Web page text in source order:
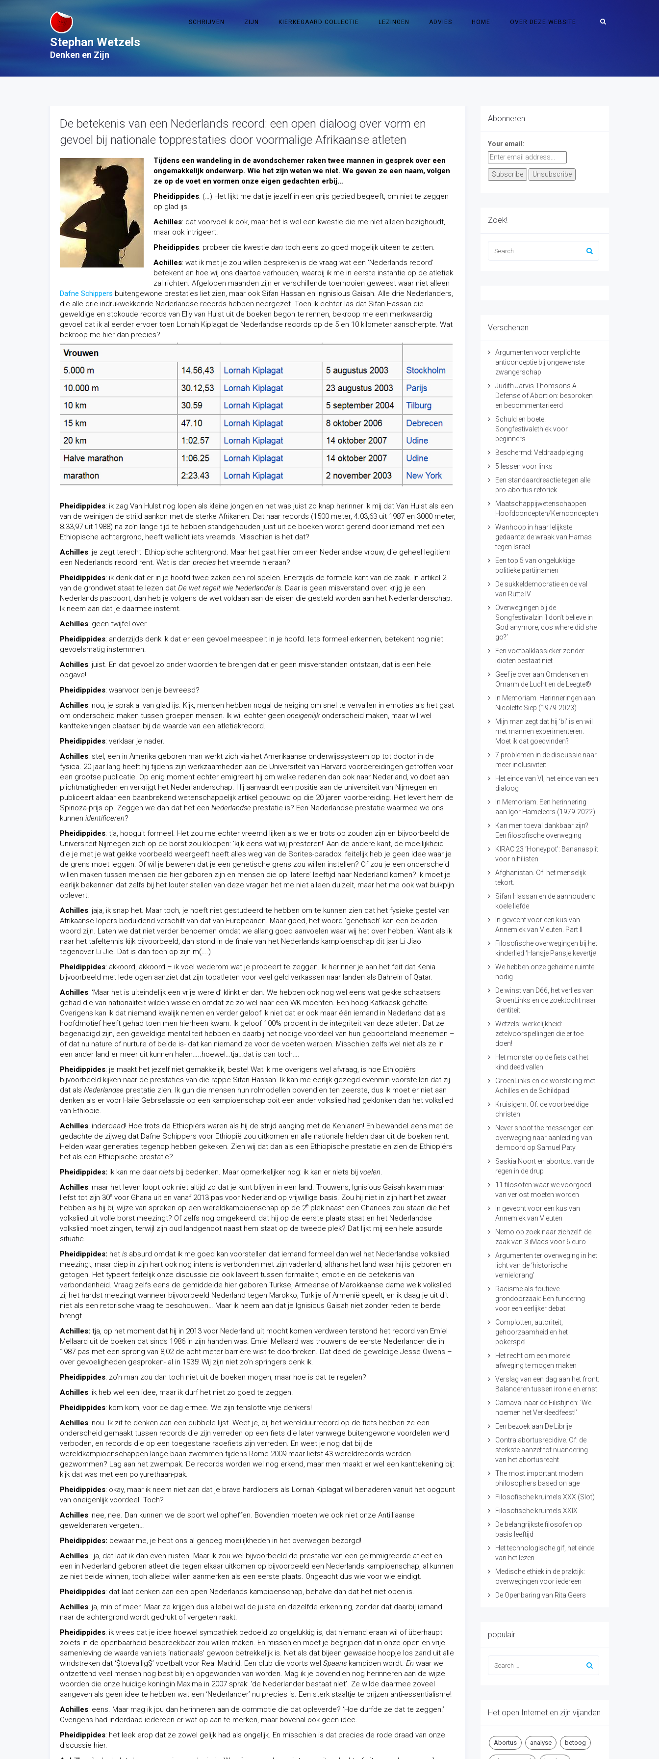
SCHRIJVEN ZIJN KIERKEGAARD COLLECTIE LEZINGEN ADVIES HOME OVER DEZE WEBSITE
Stephan Wetzels
Denken en Zijn
De betekenis van een Nederlands record: een open dialoog over vorm en
gevoel bij nationale topprestaties door voormalige Afrikaanse atleten
Tijdens een wandeling in de avondschemer raken twee mannen in gesprek over een
ongemakkelijk onderwerp. Wie het zijn weten we niet. We geven ze een naam, volgen
ze op de voet en vormen onze eigen gedachten erbij…
Pheidippides: (…) Het lijkt me dat je jezelf in een grijs gebied begeeft, om niet te zeggen
op glad ijs.
Achilles: dat voorvoel ik ook, maar het is wel een kwestie die me niet alleen bezighoudt,
maar ook intrigeert.
Pheidippides: probeer die kwestie dan toch eens zo goed mogelijk uiteen te zetten.
Achilles: wat ik met je zou willen bespreken is de vraag wat een ‘Nederlands record’
betekent en hoe wij ons daartoe verhouden, waarbij ik me in eerste instantie op de atletiek
zal richten. Afgelopen maanden zijn er verschillende toernooien geweest waar niet alleen
Dafne Schippers buitengewone prestaties liet zien, maar ook Sifan Hassan en Ingnisious Gaisah. Alle drie Nederlanders,
die alle drie indrukwekkende Nederlandse records hebben neergezet. Toen ik echter las dat Sifan Hassan die
geweldige en stokoude records van Elly van Hulst uit de boeken begon te rennen, bekroop me een merkwaardig
gevoel dat ik al eerder ervoer toen Lornah Kiplagat de Nederlandse records op de 5 en 10 kilometer aanscherpte. Wat
bekroop me hier dan precies?
Pheidippides: ik zag Van Hulst nog lopen als kleine jongen en het was juist zo knap herinner ik mij dat Van Hulst als een
van de weinigen de strijd aankon met de sterke Afrikanen. Dat haar records (1500 meter, 4.03,63 uit 1987 en 3000 meter,
8.33,97 uit 1988) na zo’n lange tijd te hebben standgehouden juist uit de boeken wordt gerend door iemand met een
Ethiopische achtergrond, heeft wellicht iets vreemds. Misschien is het dat?
Achilles: je zegt terecht: Ethiopische achtergrond. Maar het gaat hier om een Nederlandse vrouw, die geheel legitiem
een Nederlands record rent. Wat is dan precies het vreemde hieraan?
Pheidippides: ik denk dat er in je hoofd twee zaken een rol spelen. Enerzijds de formele kant van de zaak. In artikel 2
van de grondwet staat te lezen dat De wet regelt wie Nederlander is. Daar is geen misverstand over: krijg je een
Nederlands paspoort, dan heb je volgens de wet voldaan aan de eisen die gesteld worden aan het Nederlanderschap.
Ik neem aan dat je daarmee instemt.
Achilles: geen twijfel over.
Pheidippides: anderzijds denk ik dat er een gevoel meespeelt in je hoofd. Iets formeel erkennen, betekent nog niet
gevoelsmatig instemmen.
Achilles: juist. En dat gevoel zo onder woorden te brengen dat er geen misverstanden ontstaan, dat is een hele
opgave!
Pheidippides: waarvoor ben je bevreesd?
Achilles: nou, je sprak al van glad ijs. Kijk, mensen hebben nogal de neiging om snel te vervallen in emoties als het gaat
om onderscheid maken tussen groepen mensen. Ik wil echter geen oneigenlijk onderscheid maken, maar wil wel
kanttekeningen plaatsen bij de waarde van een atletiekrecord.
Pheidippides: verklaar je nader.
Achilles: stel, een in Amerika geboren man werkt zich via het Amerikaanse onderwijssysteem op tot doctor in de
fysica. 20 jaar lang heeft hij tijdens zijn werkzaamheden aan de Universiteit van Harvard voorbereidingen getroffen voor
een grootse publicatie. Op enig moment echter emigreert hij om welke redenen dan ook naar Nederland, voldoet aan
plichtmatigheden en verkrijgt het Nederlanderschap. Hij aanvaardt een positie aan de universiteit van Nijmegen en
publiceert aldaar een baanbrekend wetenschappelijk artikel gebouwd op die 20 jaren voorbereiding. Het levert hem de
Spinoza-prijs op. Zeggen we dan dat het een Nederlandse prestatie is? Een Nederlandse prestatie waarmee we ons
kunnen identificeren?
Pheidippides: tja, hooguit formeel. Het zou me echter vreemd lijken als we er trots op zouden zijn en bijvoorbeeld de
Universiteit Nijmegen zich op de borst zou kloppen: ‘kijk eens wat wij presteren!’ Aan de andere kant, de moeilijkheid
die je met je wat gekke voorbeeld weergeeft heeft alles weg van de Sorites-paradox: feitelijk heb je geen idee waar je
de grens moet leggen. Of wil je beweren dat je een genetische grens zou willen instellen? Of zou je een onderscheid
willen maken tussen mensen die hier geboren zijn en mensen die op ‘latere’ leeftijd naar Nederland komen? Ik moet je
eerlijk bekennen dat zelfs bij het louter stellen van deze vragen het me niet alleen duizelt, maar het me ook wat buikpijn
oplevert!
Achilles: jaja, ik snap het. Maar toch, je hoeft niet gestudeerd te hebben om te kunnen zien dat het fysieke gestel van
Afrikaanse lopers beduidend verschilt van dat van Europeanen. Maar goed, het woord ‘genetisch’ kan een beladen
woord zijn. Laten we dat niet verder benoemen omdat we allang goed aanvoelen waar wij het over hebben. Want als ik
naar het tafeltennis kijk bijvoorbeeld, dan stond in de finale van het Nederlands kampioenschap dit jaar Li Jiao
tegenover Li Jie. Dat is dan toch op zijn m(….)
Pheidippides: akkoord, akkoord – ik voel wederom wat je probeert te zeggen. Ik herinner je aan het feit dat Kenia
bijvoorbeeld met lede ogen aanziet dat zijn topatleten voor veel geld verkassen naar landen als Bahrein of Qatar.
Achilles: ‘Maar het is uiteindelijk een vrije wereld’ klinkt er dan. We hebben ook nog wel eens wat gekke schaatsers
gehad die van nationaliteit wilden wisselen omdat ze zo wel naar een WK mochten. Een hoog Kafkaësk gehalte.
Overigens kan ik dat niemand kwalijk nemen en verder geloof ik niet dat er ook maar één iemand in Nederland dat als
hoofdmotief heeft gehad toen men hierheen kwam. Ik geloof 100% procent in de integriteit van deze atleten. Dat ze
begenadigd zijn, een geweldige mentaliteit hebben en daarbij het nodige voordeel van hun geboorteland meenemen –
of dat nu nature of nurture of beide is- dat kan niemand ze voor de voeten werpen. Misschien zelfs wel niet als ze in
een ander land er meer uit kunnen halen…..hoewel…tja…dat is dan toch….
Pheidippides: je maakt het jezelf niet gemakkelijk, beste! Wat ik me overigens wel afvraag, is hoe Ethiopiërs
bijvoorbeeld kijken naar de prestaties van die rappe Sifan Hassan. Ik kan me eerlijk gezegd evenmin voorstellen dat zij
dat als Nederlandse prestatie zien. Ik gun die mensen hun rolmodellen bovendien ten zeerste, dus ik moet er niet aan
denken als er voor Haile Gebrselassie op een kampioenschap ooit een ander volkslied had geklonken dan het volkslied
van Ethiopië.
Achilles: inderdaad! Hoe trots de Ethiopiërs waren als hij de strijd aanging met de Kenianen! En bewandel eens met de
gedachte de zijweg dat Dafne Schippers voor Ethiopië zou uitkomen en alle nationale helden daar uit de boeken rent.
Helden waar generaties tegenop hebben gekeken. Zien wij dat dan als een Ethiopische prestatie en zien de Ethiopiërs
het als een Ethiopische prestatie?
Pheidippides: ik kan me daar niets bij bedenken. Maar opmerkelijker nog: ik kan er niets bij voelen.
Achilles: maar het leven loopt ook niet altijd zo dat je kunt blijven in een land. Trouwens, Ignisious Gaisah kwam maar
liefst tot zijn 30e voor Ghana uit en vanaf 2013 pas voor Nederland op vrijwillige basis. Zou hij niet in zijn hart het zwaar
hebben als hij bij wijze van spreken op een wereldkampioenschap op de 2e plek naast een Ghanees zou staan die het
volkslied uit volle borst meezingt? Of zelfs nog omgekeerd: dat hij op de eerste plaats staat en het Nederlandse
volkslied moet zingen, terwijl zijn oud landgenoot naast hem staat op de tweede plek? Dat lijkt mij een hele absurde
situatie.
Pheidippides: het is absurd omdat ik me goed kan voorstellen dat iemand formeel dan wel het Nederlandse volkslied
meezingt, maar diep in zijn hart ook nog intens is verbonden met zijn vaderland, althans het land waar hij is geboren en
getogen. Het typeert feitelijk onze discussie die ook laveert tussen formaliteit, emotie en de betekenis van
verbondenheid. Vraag zelfs eens de gemiddelde hier geboren Turkse, Armeense of Marokkaanse dame welk volkslied
zij het hardst meezingt wanneer bijvoorbeeld Nederland tegen Marokko, Turkije of Armenië speelt, en ik daag je uit dit
niet als een retorische vraag te beschouwen… Maar ik neem aan dat je Ignisious Gaisah niet zonder reden te berde
brengt.
Achilles: tja, op het moment dat hij in 2013 voor Nederland uit mocht komen verdween terstond het record van Emiel
Mellaard uit de boeken dat sinds 1986 in zijn handen was. Emiel Mellaard was trouwens de eerste Nederlander die in
1987 pas met een sprong van 8,02 de acht meter barrière wist te doorbreken. Dat deed de geweldige Jesse Owens –
over gevoeligheden gesproken- al in 1935! Wij zijn niet zo’n springers denk ik.
Pheidippides: zo’n man zou dan toch niet uit de boeken mogen, maar hoe is dat te regelen?
Achilles: ik heb wel een idee, maar ik durf het niet zo goed te zeggen.
Pheidippides: kom kom, voor de dag ermee. We zijn tenslotte vrije denkers!
Achilles: nou. Ik zit te denken aan een dubbele lijst. Weet je, bij het werelduurrecord op de fiets hebben ze een
onderscheid gemaakt tussen records die zijn verreden op een fiets die later vanwege buitengewone voordelen werd
verboden, en records die op een toegestane racefiets zijn verreden. En weet je nog dat bij de
wereldkampioenschappen lange-baan-zwemmen tijdens Rome 2009 maar liefst 43 wereldrecords werden
gezwommen? Lag aan het zwempak. De records worden wel nog erkend, maar men maakt er wel een kanttekening bij:
kijk dat was met een polyurethaan-pak.
Pheidippides: okay, maar ik neem niet aan dat je brave hardlopers als Lornah Kiplagat wil benaderen vanuit het oogpunt
van oneigenlijk voordeel. Toch?
Achilles: nee, nee. Dan kunnen we de sport wel opheffen. Bovendien moeten we ook niet onze Antilliaanse
geweldenaren vergeten…
Pheidippides: bewaar me, je hebt ons al genoeg moeilijkheden in het overwegen bezorgd!
Achilles : ja, dat laat ik dan even rusten. Maar ik zou wel bijvoorbeeld de prestatie van een geïmmigreerde atleet en
een in Nederland geboren atleet die tegen elkaar uitkomen op bijvoorbeeld een Nederlands kampioenschap, al kunnen
ze niet beide winnen, toch allebei willen aanmerken als een eerste plaats. Ongeacht dus wie voor wie eindigt.
Pheidippides: dat laat denken aan een open Nederlands kampioenschap, behalve dan dat het niet open is.
Achilles: ja, min of meer. Maar ze krijgen dus allebei wel de juiste en dezelfde erkenning, zonder dat daarbij iemand
naar de achtergrond wordt gedrukt of vergeten raakt.
Pheidippides: ik vrees dat je idee hoewel sympathiek bedoeld zo ongelukkig is, dat niemand eraan wil of überhaupt
zoiets in de openbaarheid bespreekbaar zou willen maken. En misschien moet je begrijpen dat in onze open en vrije
samenleving de waarde van iets ‘nationaals’ gewoon betrekkelijk is. Net als dat bijeen gewaaide hoopje los zand uit alle
windstreken dat ‘$toevallig$’ voetbalt voor Real Madrid. Een club die voorts wel Spaans kampioen wordt. En waar wel
ontzettend veel mensen nog best blij en opgewonden van worden. Mag ik je bovendien nog herinneren aan de wijze
woorden die onze huidige koningin Maxima in 2007 sprak: ‘de Nederlander bestaat niet’. Ze wilde daarmee zoveel
aangeven als geen idee te hebben wat een ‘Nederlander’ nu precies is. Een sterk staaltje te prijzen anti-essentialisme!
Achilles: eens. Maar mag ik jou dan herinneren aan de commotie die dat opleverde? ‘Hoe durfde ze dat te zeggen!’
Overigens had inderdaad iedereen er wat op aan te merken, maar bovenal ook geen idee.
Pheidippides: het leek erop dat ze zowel gelijk had als ongelijk. En misschien is dat precies de rode draad van onze
discussie hier.
Abonneren
Your email:
Zoek!
Verschenen
Argumenten voor verplichte
anticonceptie bij ongewenste
zwangerschap
Judith Jarvis Thomsons A
Defense of Abortion: besproken
en becommentarieerd
Schuld en boete.
Songfestivalethiek voor
beginners
Beschermd: Veldraadpleging
5 lessen voor links
Een standaardreactie tegen alle
pro-abortus retoriek
Maatschappijwetenschappen
Hoofdconcepten/Kernconcepten
Wanhoop in haar lelijkste
gedaante: de wraak van Hamas
tegen Israël
Een top 5 van ongelukkige
politieke partijnamen
De sukkeldemocratie en de val
van Rutte IV
Overwegingen bij de
Songfestivalzin ‘I don’t believe in
God anymore, cos where did she
go?’
Een voetbalklassieker zonder
idioten bestaat niet
Geef je over aan Omdenken en
Omarm de Lucht en de Leegte®
In Memoriam. Herinneringen aan
Nicolette Siep (1979-2023)
Mijn man zegt dat hij ‘bi’ is en wil
met mannen experimenteren.
Moet ik dat goedvinden?
7 problemen in de discussie naar
meer inclusiviteit
Het einde van VI, het einde van een
dialoog
In Memoriam. Een herinnering
aan Igor Hameleers (1979-2022)
Kan men toeval dankbaar zijn?
Een filosofische overweging
KIRAC 23 ‘Honeypot’: Bananasplit
voor nihilisten
Afghanistan. Of: het menselijk
tekort.
Sifan Hassan en de aanhoudend
koele liefde
In gevecht voor een kus van
Annemiek van Vleuten. Part II
Filosofische overwegingen bij het
kinderlied ‘Hansje Pansje kevertje’
We hebben onze geheime ruimte
nodig
De winst van D66, het verlies van
GroenLinks en de zoektocht naar
identiteit
Wetzels’ werkelijkheid:
zetelvoorspellingen die er toe
doen!
Het monster op de fiets dat het
kind deed vallen
GroenLinks en de worsteling met
Achilles en de Schildpad
Kruisigem. Of: de voorbeeldige
christen
Never shoot the messenger: een
overweging naar aanleiding van
de moord op Samuel Paty
Saskia Noort en abortus: van de
regen in de drup
11 filosofen waar we voorgoed
van verlost moeten worden
In gevecht voor een kus van
Annemiek van Vleuten
Nemo op zoek naar zichzelf: de
zaak van 3 iMacs voor 6 euro
Argumenten ter overweging in het
licht van de ‘historische
vernieldrang’
Racisme als foutieve
grondoorzaak: Een fundering
voor een eerlijker debat
Complotten, autoriteit,
gehoorzaamheid en het
pokerspel
Het recht om een morele
afweging te mogen maken
Verslag van een dag aan het front:
Balanceren tussen ironie en ernst
Carnaval naar de Filistijnen: ‘We
noemen het Verkleedfeest!’
Een bezoek aan De Librije
Contra abortusrecidive. Of: de
sterkste aanzet tot nuancering
van het abortusrecht
The most important modern
philosophers based on age
Filosofische kruimels XXX (Slot)
Filosofische kruimels XXIX
De belangrijkste filosofen op
basis leeftijd
Het technologische gif, het einde
van het lezen
Medische ethiek in de praktijk:
overwegingen voor iedereen
De Openbaring van Rita Geers
populair
Het open Internet en zijn vijanden
Abortus analyse betoog